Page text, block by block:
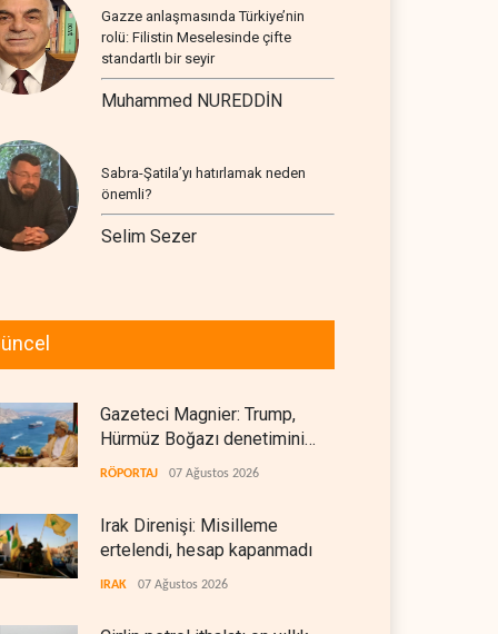
Gazze anlaşmasında Türkiye’nin
rolü: Filistin Meselesinde çifte
standartlı bir seyir
Muhammed NUREDDİN
Sabra-Şatila’yı hatırlamak neden
önemli?
Selim Sezer
Gazeteci Magnier: Trump,
Hürmüz Boğazı denetimini
doğrudan İran ve Umman'a
RÖPORTAJ 07 Ağustos 2026
Irak Direnişi: Misilleme
ertelendi, hesap kapanmadı
IRAK 07 Ağustos 2026